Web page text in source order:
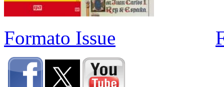
Formato Issue